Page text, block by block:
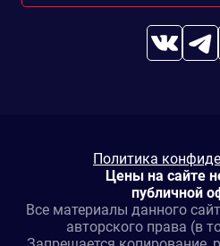
Цены на сайте
публичной
Все материалы данного
авторского права (в
Политика